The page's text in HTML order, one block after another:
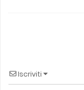
Iscriviti